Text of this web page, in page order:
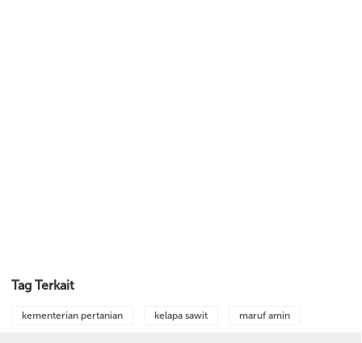
Tag Terkait
kementerian pertanian kelapa sawit maruf amin